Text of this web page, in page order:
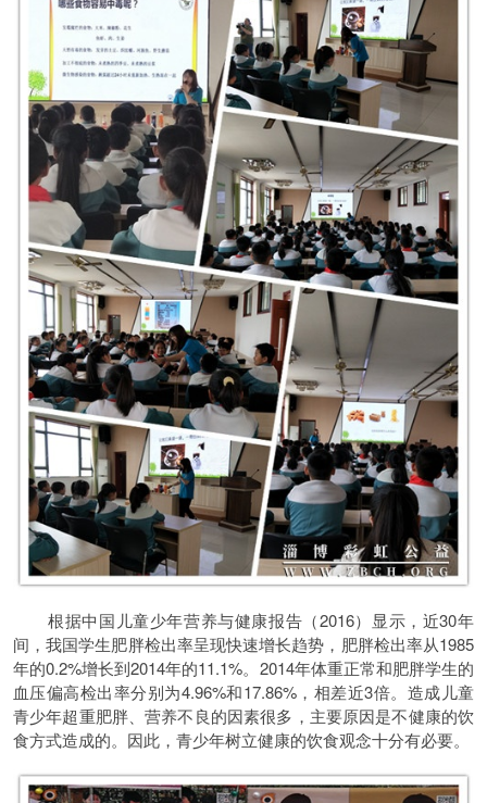
根据中国儿童少年营养与健康报告（2016）显示，近30年
间，我国学生肥胖检出率呈现快速增长趋势，肥胖检出率从1985
年的0.2%增长到2014年的11.1%。2014年体重正常和肥胖学生的
血压偏高检出率分别为4.96%和17.86%，相差近3倍。造成儿童
青少年超重肥胖、营养不良的因素很多，主要原因是不健康的饮
食方式造成的。因此，青少年树立健康的饮食观念十分有必要。